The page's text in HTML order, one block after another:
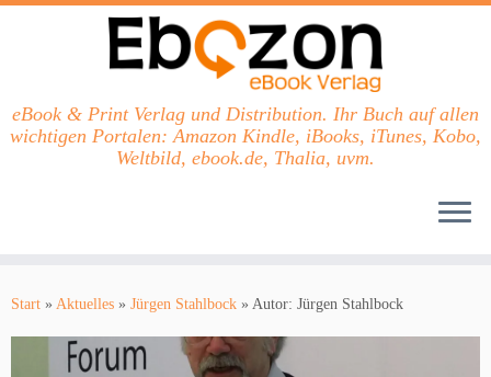
Inhalt
eBook & Print Verlag und Distribution. Ihr Buch auf allen
wichtigen Portalen: Amazon Kindle, iBooks, iTunes, Kobo,
Weltbild, ebook.de, Thalia, uvm.
Start » Aktuelles » Jürgen Stahlbock » Autor: Jürgen Stahlbock